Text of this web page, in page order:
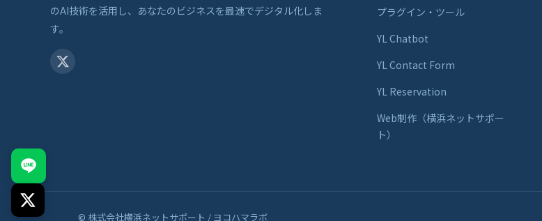
のAI技術を活用し、あなたのビジネスを最速でデジタル化しま
す。
プラグイン・ツール
YL Chatbot
YL Contact Form
YL Reservation
Web制作（横浜ネットサポー
ト）
© 株式会社横浜ネットサポート / ヨコハマラボ